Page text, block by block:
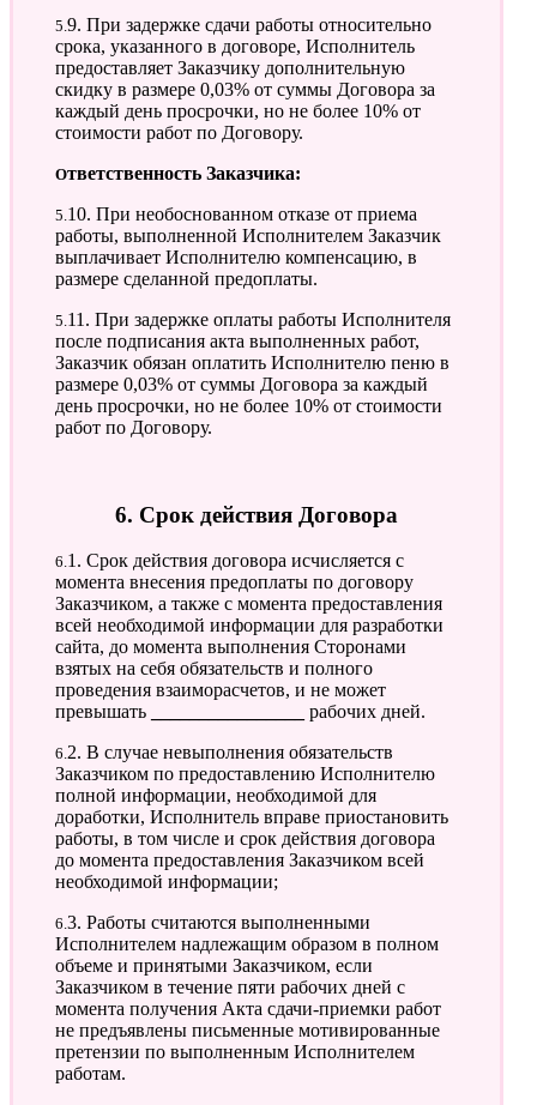
5.9. При задержке сдачи работы относительно
срока, указанного в договоре, Исполнитель
предоставляет Заказчику дополнительную
скидку в размере 0,03% от суммы Договора за
каждый день просрочки, но не более 10% от
стоимости работ по Договору.
Ответственность Заказчика:
5.10. При необоснованном отказе от приема
работы, выполненной Исполнителем Заказчик
выплачивает Исполнителю компенсацию, в
размере сделанной предоплаты.
5.11. При задержке оплаты работы Исполнителя
после подписания акта выполненных работ,
Заказчик обязан оплатить Исполнителю пеню в
размере 0,03% от суммы Договора за каждый
день просрочки, но не более 10% от стоимости
работ по Договору.
6. Срок действия Договора
6.1. Срок действия договора исчисляется с
момента внесения предоплаты по договору
Заказчиком, а также с момента предоставления
всей необходимой информации для разработки
сайта, до момента выполнения Сторонами
взятых на себя обязательств и полного
проведения взаиморасчетов, и не может
превышать
рабочих дней.
6.2. В случае невыполнения обязательств
Заказчиком по предоставлению Исполнителю
полной информации, необходимой для
доработки, Исполнитель вправе приостановить
работы, в том числе и срок действия договора
до момента предоставления Заказчиком всей
необходимой информации;
6.3. Работы считаются выполненными
Исполнителем надлежащим образом в полном
объеме и принятыми Заказчиком, если
Заказчиком в течение пяти рабочих дней с
момента получения Акта сдачи-приемки работ
не предъявлены письменные мотивированные
претензии по выполненным Исполнителем
работам.